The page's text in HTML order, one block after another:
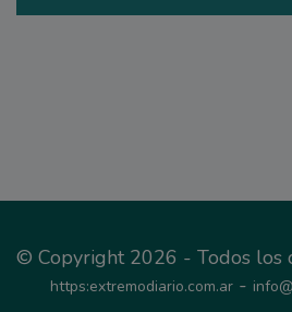
© Copyright 2026 - Todos los
https:extremodiario.com.ar -